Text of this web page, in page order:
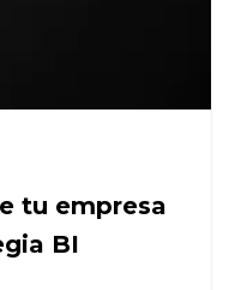
tu empresa
BI